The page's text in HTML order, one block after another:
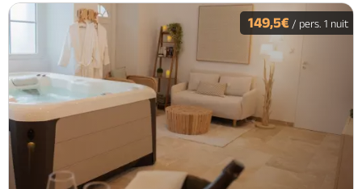
149,5€ / pers. 1 nuit